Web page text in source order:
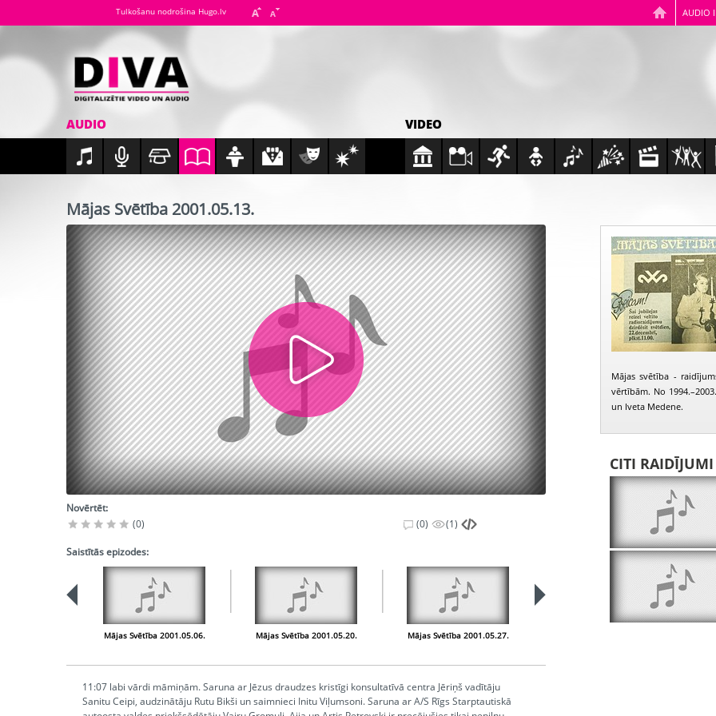
AUDIO
Tulkošanu nodrošina Hugo.lv
AUDIO VIDEO
Mājas Svētība 2001.05.13.
Novērtēt:
(0)
(0) (1)
Saistītās epizodes:
Mājas Svētība 2001.05.06. Mājas Svētība 2001.05.20. Mājas Svētība 2001.05.27.
11:07 labi vārdi māmiņām. Saruna ar Jēzus draudzes kristīgi konsultatīvā centra Jēriņš vadītāju
Sanitu Ceipi, audzinātāju Rutu Bikši un saimnieci Initu Viļumsoni. Saruna ar A/S Rīgs Starptautiskā
Mājas svētība -
vērtībām. No
un Iveta Medene.
CITI